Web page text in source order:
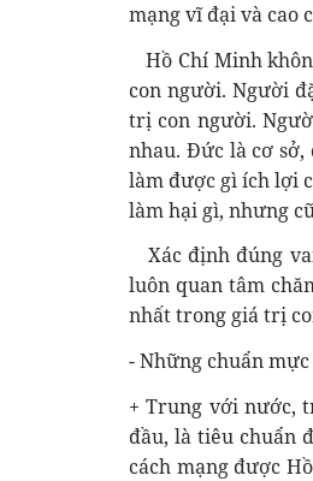
mạng vĩ đại và cao
Hồ Chí Minh
con người. Người
trị con người.
nhau. Đức là cơ sở,
làm được gì ích lợi
làm hại gì, nhưng
Xác định đúng
luôn quan tâm
nhất trong giá trị
- Những chuẩn
+ Trung với nước,
đầu, là tiêu chuẩn
cách mạng được